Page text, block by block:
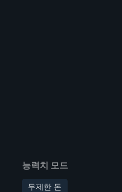
능력치 모드
무제한 돈